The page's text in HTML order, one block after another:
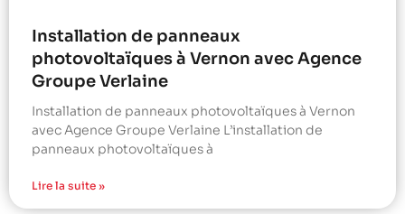
Installation de panneaux
photovoltaïques à Vernon avec Agence
Groupe Verlaine
Installation de panneaux photovoltaïques à Vernon
avec Agence Groupe Verlaine L’installation de
panneaux photovoltaïques à
Lire la suite »